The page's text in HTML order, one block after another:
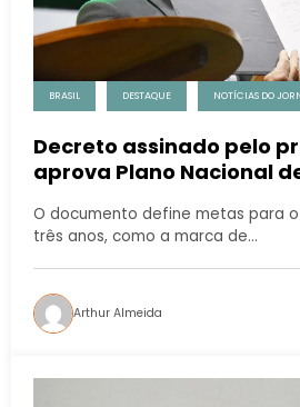
BRASIL DESTAQUE NOTÍCIAS DO
Decreto assinado pelo
aprova Plano Nacional
O documento define metas para
três anos, como a marca de…
Arthur Almeida